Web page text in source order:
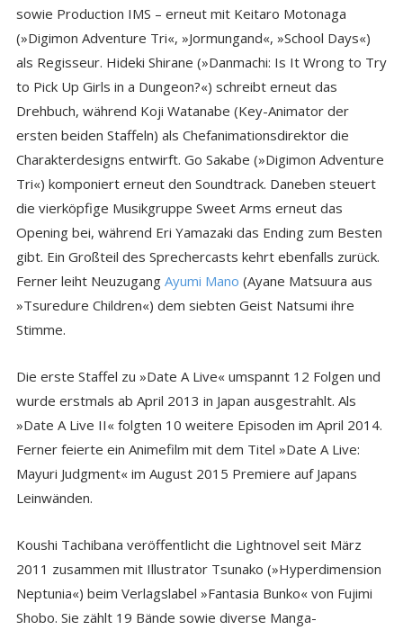
sowie Production IMS – erneut mit Keitaro Motonaga
(»Digimon Adventure Tri«, »Jormungand«, »School Days«)
als Regisseur. Hideki Shirane (»Danmachi: Is It Wrong to Try
to Pick Up Girls in a Dungeon?«) schreibt erneut das
Drehbuch, während Koji Watanabe (Key-Animator der
ersten beiden Staffeln) als Chefanimationsdirektor die
Charakterdesigns entwirft. Go Sakabe (»Digimon Adventure
Tri«) komponiert erneut den Soundtrack. Daneben steuert
die vierköpfige Musikgruppe Sweet Arms erneut das
Opening bei, während Eri Yamazaki das Ending zum Besten
gibt. Ein Großteil des Sprechercasts kehrt ebenfalls zurück.
Ferner leiht Neuzugang Ayumi Mano (Ayane Matsuura aus
»Tsuredure Children«) dem siebten Geist Natsumi ihre
Stimme.
Die erste Staffel zu »Date A Live« umspannt 12 Folgen und
wurde erstmals ab April 2013 in Japan ausgestrahlt. Als
»Date A Live II« folgten 10 weitere Episoden im April 2014.
Ferner feierte ein Animefilm mit dem Titel »Date A Live:
Mayuri Judgment« im August 2015 Premiere auf Japans
Leinwänden.
Koushi Tachibana veröffentlicht die Lightnovel seit März
2011 zusammen mit Illustrator Tsunako (»Hyperdimension
Neptunia«) beim Verlagslabel »Fantasia Bunko« von Fujimi
Shobo. Sie zählt 19 Bände sowie diverse Manga-